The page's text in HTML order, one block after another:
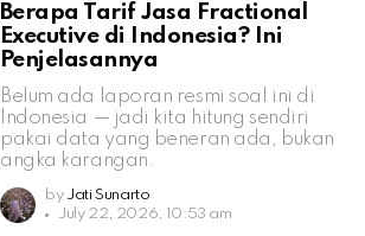
Berapa Tarif Jasa Fractional
Executive di Indonesia? Ini
Penjelasannya
Belum ada laporan resmi soal ini di
Indonesia — jadi kita hitung sendiri
pakai data yang beneran ada, bukan
angka karangan.
by Jati Sunarto
July 22, 2026, 10:53 am